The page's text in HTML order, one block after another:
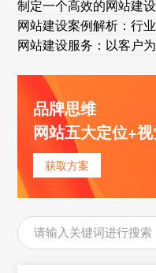
制定一个高效的网站建
网站建设案例解析：行
网站建设服务：以客户
品牌思维
网站五大定位+
获取方案